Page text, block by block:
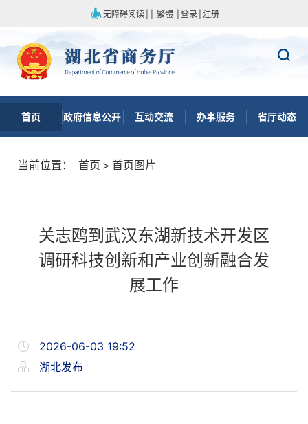
无障碍阅读 繁體 登录 注册
首页 政府信息公开 互动交流 办事服务 省厅动态
当前位置： 首页 > 首页图片
关志鸥到武汉东湖新技术开发区
调研科技创新和产业创新融合发
展工作
2026-06-03 19:52
湖北发布